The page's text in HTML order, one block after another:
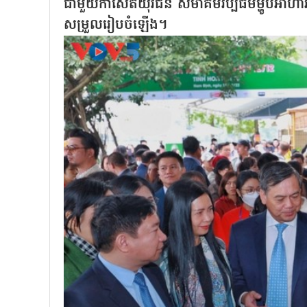
ជាមួយកាសែតយុវជន សមាគមវប្បធម៌ម្ហូបអាហ
សម្រួលរៀបចំឡើង។